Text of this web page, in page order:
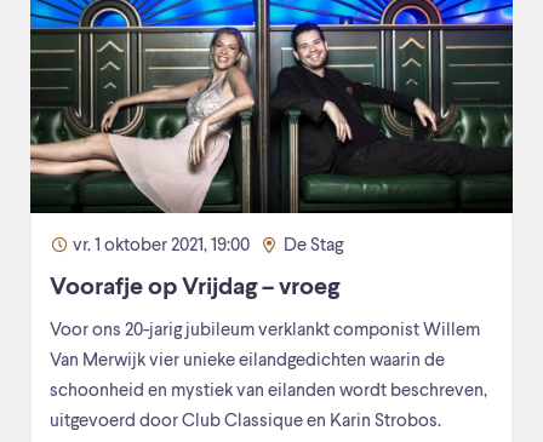
vr. 1 oktober 2021, 19:00 De Stag
Voorafje op Vrijdag – vroeg
Voor ons 20-jarig jubileum verklankt componist Willem
Van Merwijk vier unieke eilandgedichten waarin de
schoonheid en mystiek van eilanden wordt beschreven,
uitgevoerd door Club Classique en Karin Strobos.